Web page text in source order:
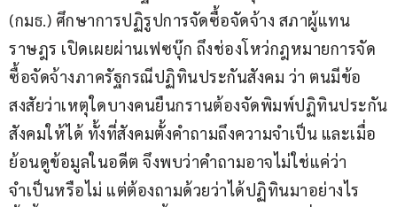
(กมธ.) ศึกษาการปฏิรูปการจัดซื้อจัดจ้าง สภาผู้แทน
ราษฎร เปิดเผยผ่านเฟซบุ๊ก ถึงช่องโหว่กฎหมายการจัด
ซื้อจัดจ้างภาครัฐกรณีปฏิทินประกันสังคม ว่า ตนมีข้อ
สงสัยว่าเหตุใดบางคนยืนกรานต้องจัดพิมพ์ปฏิทินประกัน
สังคมให้ได้ ทั้งที่สังคมตั้งคำถามถึงความจำเป็น และเมื่อ
ย้อนดูข้อมูลในอดีต จึงพบว่าคำถามอาจไม่ใช่แค่ว่า
จำเป็นหรือไม่ แต่ต้องถามด้วยว่าได้ปฏิทินมาอย่างไร